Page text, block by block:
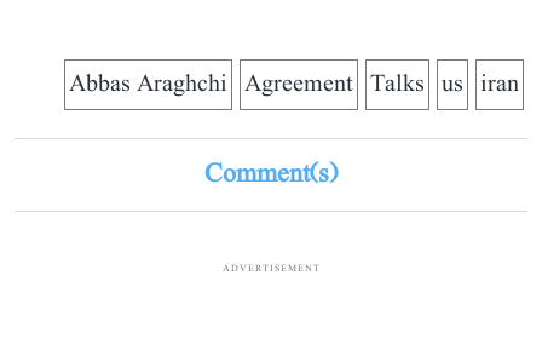
iran
us
Talks
Agreement
Abbas Araghchi
Comment(s)
ADVERTISEMENT